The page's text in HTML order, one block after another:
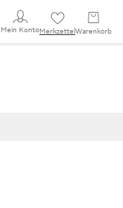
Mein KontoMerkzettel Warenkorb